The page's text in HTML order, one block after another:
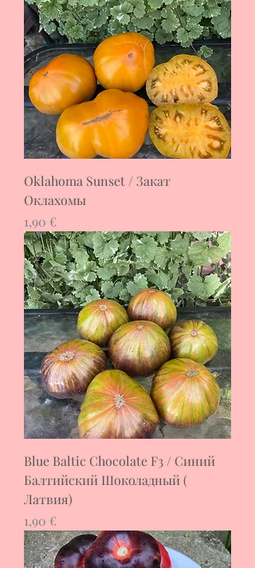
Oklahoma Sunset / Закат
Оклахомы
Цена
1,90 €
Blue Baltic Chocolate F3 / Синий
Балтийский Шоколадный (
Латвия)
Цена
1,90 €